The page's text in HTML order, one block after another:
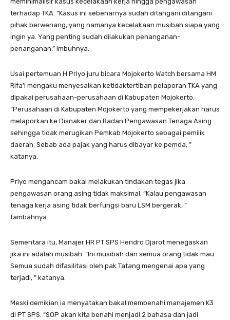
terhadap TKA. “Kasus ini sebenarnya sudah ditangani ditangani
pihak berwenang, yang namanya kecelakaan musibah siapa yang
ingin ya. Yang penting sudah dilakukan penanganan-
penanganan,” imbuhnya.
Usai pertemuan H Priyo juru bicara Mojokerto Watch bersama HM
Rifa’i mengaku menyesalkan ketidaktertiban pelaporan TKA yang
dipakai perusahaan-perusahaan di Kabupaten Mojokerto.
“Perusahaan di Kabupaten Mojokerto yang mempekerjakan harus
melaporkan ke Disnaker dan Badan Pengawasan Tenaga Asing
sehingga tidak merugikan Pemkab Mojokerto sebagai pemilik
daerah. Sebab ada pajak yang harus dibayar ke pemda, ”
katanya.
Priyo mengancam bakal melakukan tindakan tegas jika
pengawasan orang asing tidak maksimal. “Kalau pengawasan
tenaga kerja asing tidak berfungsi baru LSM bergerak, ”
tambahnya.
Sementara itu, Manajer HR PT SPS Hendro Djarot menegaskan
jika ini adalah musibah. “Ini musibah dan semua orang tidak mau.
Semua sudah difasilitasi oleh pak Tatang mengenai apa yang
terjadi, ” katanya.
Meski demikian ia menyatakan bakal membenahi manajemen K3
di PT SPS. “SOP akan kita benahi menjadi 2 bahasa dan jadi